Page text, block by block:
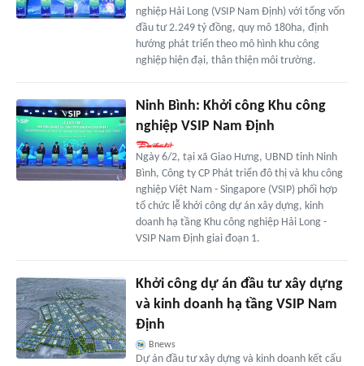
nghiệp Hải Long (VSIP Nam Định) với tổng vốn
đầu tư 2.249 tỷ đồng, quy mô 180ha, định
hướng phát triển theo mô hình khu công
nghiệp hiện đại, thân thiện môi trường.
Ninh Bình: Khởi công Khu công
nghiệp VSIP Nam Định
Ngày 6/2, tại xã Giao Hưng, UBND tỉnh Ninh
Bình, Công ty CP Phát triển đô thị và khu công
nghiệp Việt Nam - Singapore (VSIP) phối hợp
tổ chức lễ khởi công dự án xây dựng, kinh
doanh hạ tầng Khu công nghiệp Hải Long -
VSIP Nam Định giai đoạn 1.
Khởi công dự án đầu tư xây dựng
và kinh doanh hạ tầng VSIP Nam
Định
Bnews
Dự án đầu tư xây dựng và kinh doanh kết cấu